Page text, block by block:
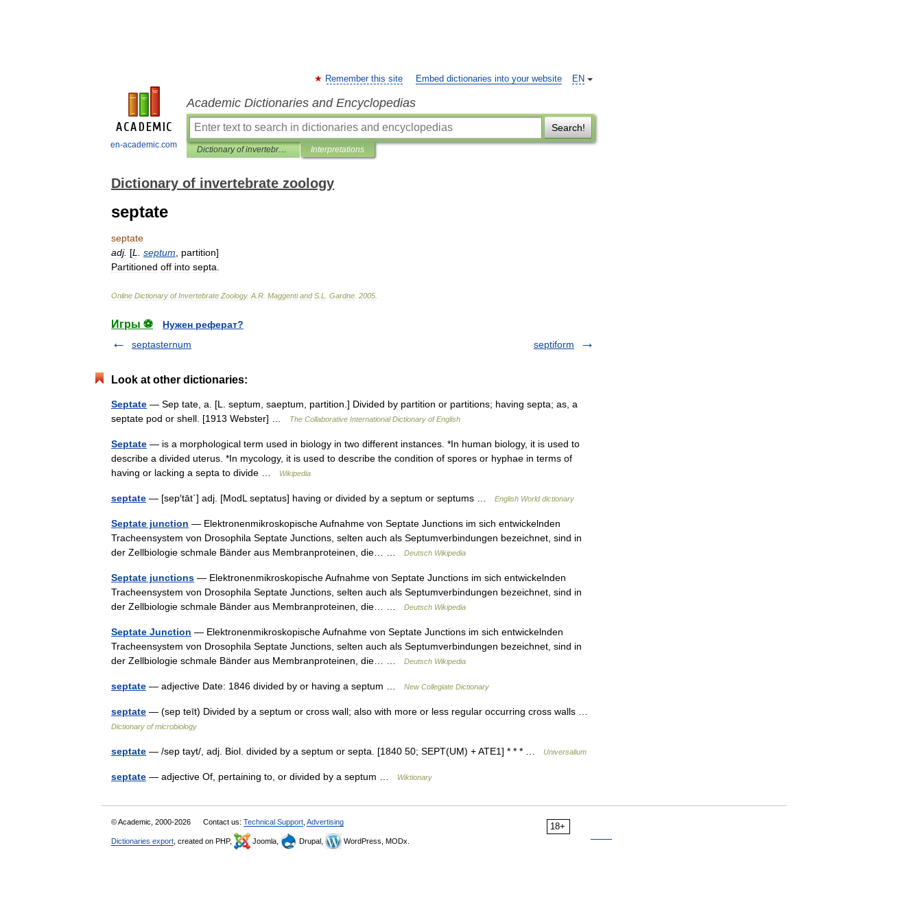
en-academic.com
EN
Remember this site Embed dictionaries into your website
Academic Dictionaries and Encyclopedias
Search!
Dictionary of invertebrate zoology Interpretations
Dictionary of invertebrate zoology
septate
septate
adj. [L septum partition]
Partitioned off into septa
Online Dictionary of Invertebrate Zoology. A R Maggenti and S L Gardne 2005
Игры ⚽
Нужен реферат?
septasternum
septiform
Look at other dictionaries:
Septate — Sep tate, a. [L. septum, saeptum, partition.] Divided by partition or partitions; having septa; as, a
septate pod or shell. [1913 Webster] …
The Collaborative International Dictionary of English
Septate — is a morphological term used in biology in two different instances. *In human biology, it is used to
describe a divided uterus. *In mycology, it is used to describe the condition of spores or hyphae in terms of
having or lacking a septa to divide …
Wikipedia
septate — [sep′tāt΄] adj. [ModL septatus] having or divided by a septum or septums … English World dictionary
Septate junction — Elektronenmikroskopische Aufnahme von Septate Junctions im sich entwickelnden
Tracheensystem von Drosophila Septate Junctions, selten auch als Septumverbindungen bezeichnet, sind in
der Zellbiologie schmale Bänder aus Membranproteinen, die… …
Deutsch Wikipedia
Septate junctions — Elektronenmikroskopische Aufnahme von Septate Junctions im sich entwickelnden
Tracheensystem von Drosophila Septate Junctions, selten auch als Septumverbindungen bezeichnet, sind in
der Zellbiologie schmale Bänder aus Membranproteinen, die… …
Deutsch Wikipedia
Septate Junction — Elektronenmikroskopische Aufnahme von Septate Junctions im sich entwickelnden
Tracheensystem von Drosophila Septate Junctions, selten auch als Septumverbindungen bezeichnet, sind in
der Zellbiologie schmale Bänder aus Membranproteinen, die… …
Deutsch Wikipedia
septate — adjective Date: 1846 divided by or having a septum … New Collegiate Dictionary
septate — (sep teīt) Divided by a septum or cross wall; also with more or less regular occurring cross walls …
Dictionary of microbiology
septate — /sep tayt/, adj. Biol. divided by a septum or septa. [1840 50; SEPT(UM) + ATE1] * * * … Universalium
septate — adjective Of, pertaining to, or divided by a septum … Wiktionary
18+
© Academic, 2000-2026 Contact us: Technical Support Advertising
Dictionaries export , created on PHP, Joomla, Drupal, WordPress, MODx.